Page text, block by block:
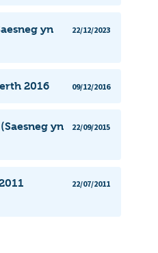
yn
22/12/2023
2016 09/12/2016
yn
22/09/2015
22/07/2011